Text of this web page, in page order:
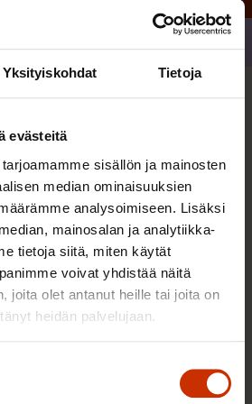
Yksityiskohdat Tietoja
evästeitä
sisällön ja mainosten
median ominaisuuksien
analysoimiseen. Lisäksi
mainosalan ja analytiikka-
tietoja siitä, miten käytät
voivat yhdistää näitä
joita olet antanut heille tai joita on
heidän palvelujaan.